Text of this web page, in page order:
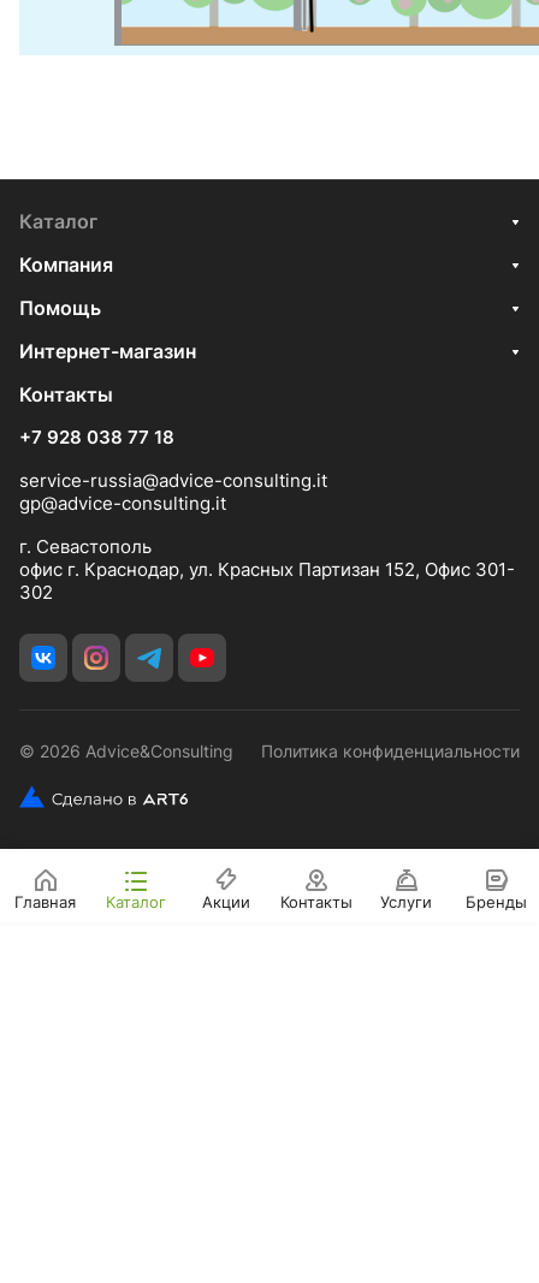
Каталог
Компания
Помощь
Интернет-магазин
Контакты
+7 928 038 77 18
service-russia@advice-consulting.it
gp@advice-consulting.it
г. Севастополь
офис г. Краснодар, ул. Красных Партизан 152, Офис 301-
302
© 2026 Advice&Consulting Политика конфиденциальности
Главная Каталог Акции Контакты Услуги Бренды